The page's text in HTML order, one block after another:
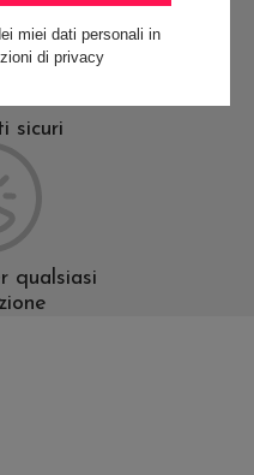
sicuri
qualsiasi
miei dati personali in
di privacy